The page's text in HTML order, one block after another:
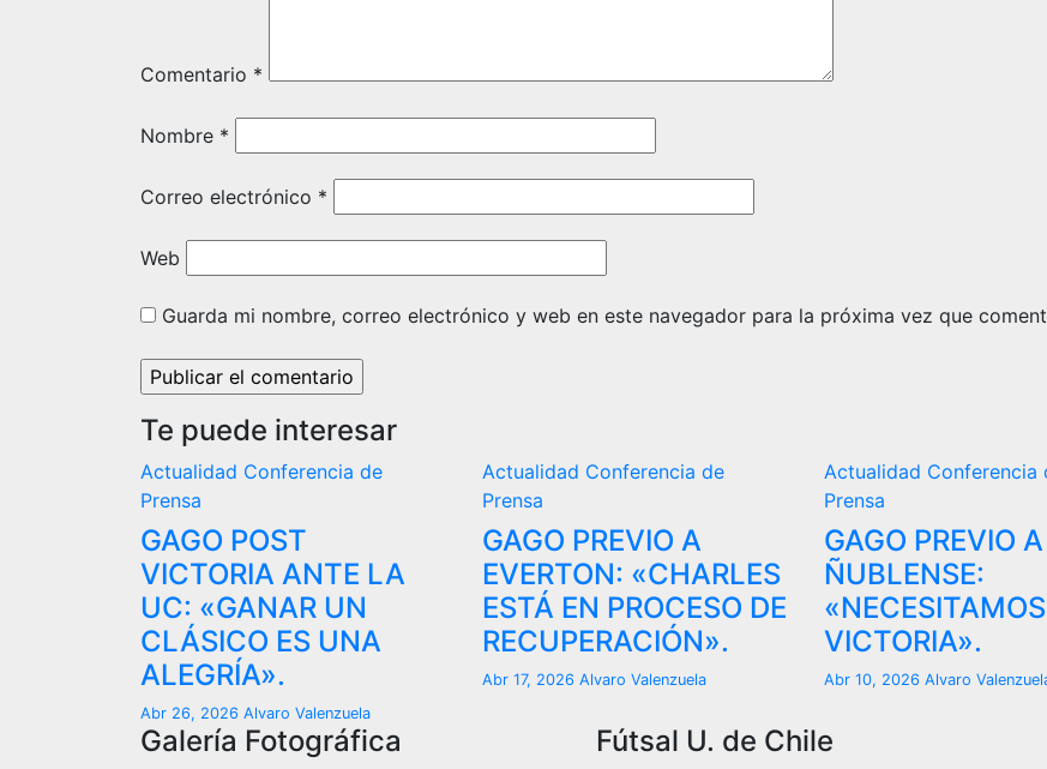
Comentario *
Nombre *
Correo electrónico *
Web
Guarda mi nombre, correo electrónico y web en este navegador para la próxima vez que
Te puede interesar
Actualidad Conferencia de
Prensa
GAGO POST
VICTORIA ANTE LA
UC: «GANAR UN
CLÁSICO ES UNA
ALEGRÍA».
Abr 26, 2026 Alvaro Valenzuela
Actualidad Conferencia de
Prensa
GAGO PREVIO A
EVERTON: «CHARLES
ESTÁ EN PROCESO DE
RECUPERACIÓN».
Abr 17, 2026 Alvaro Valenzuela
Actualidad Conferencia
Prensa
GAGO PREVIO A
ÑUBLENSE:
VICTORIA».
Abr 10, 2026 Alvaro
Galería Fotográfica Fútsal U. de Chile